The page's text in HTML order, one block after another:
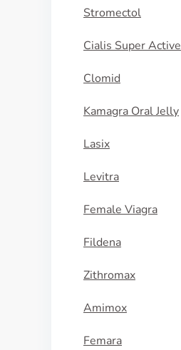
Stromectol
Cialis Super Active
Clomid
Kamagra Oral Jelly
Lasix
Levitra
Female Viagra
Fildena
Zithromax
Amimox
Femara